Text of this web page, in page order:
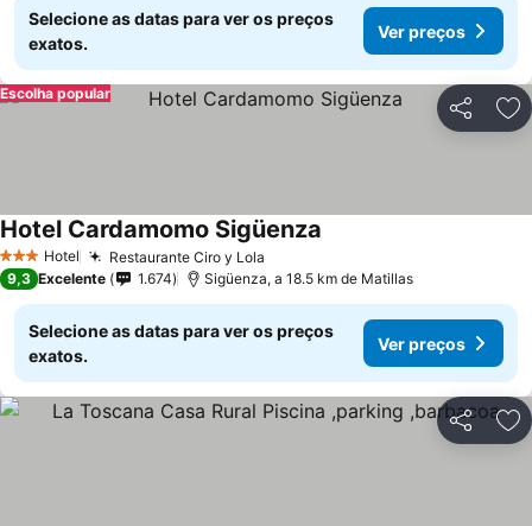
Selecione as datas para ver os preços
exatos.
Ver preços
Partilhar
Escolha popular
3 EstrelasHotel Restaurante Ciro y Lola
Hotel Cardamomo Sigüenza
9,3 Excelente 1.674 Sigüenza, a 18.5 km de Matillas
Selecione as datas para ver os preços
exatos.
Ver preços
Partilhar